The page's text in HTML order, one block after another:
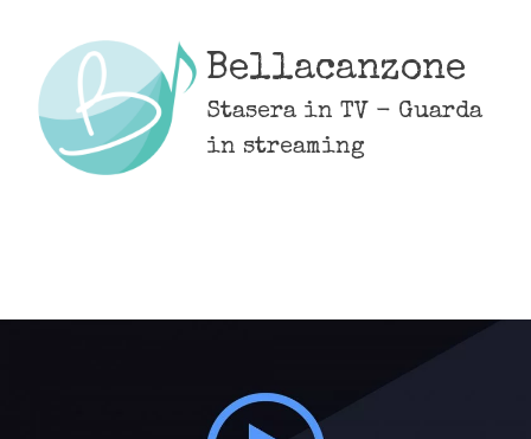
content
Bellacanzone
Stasera in TV - Guarda
in streaming